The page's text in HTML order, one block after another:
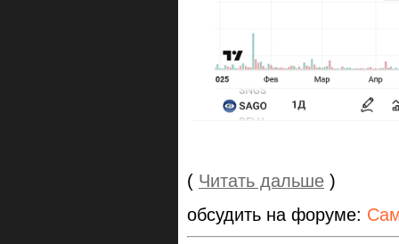
( Читать дальше )
обсудить на форуме: